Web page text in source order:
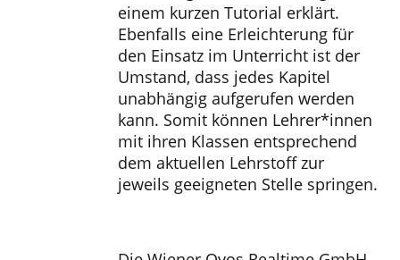
einem kurzen Tutorial erklärt.
Ebenfalls eine Erleichterung für
den Einsatz im Unterricht ist der
Umstand, dass jedes Kapitel
unabhängig aufgerufen werden
kann. Somit können Lehrer*innen
mit ihren Klassen entsprechend
dem aktuellen Lehrstoff zur
jeweils geeigneten Stelle springen.